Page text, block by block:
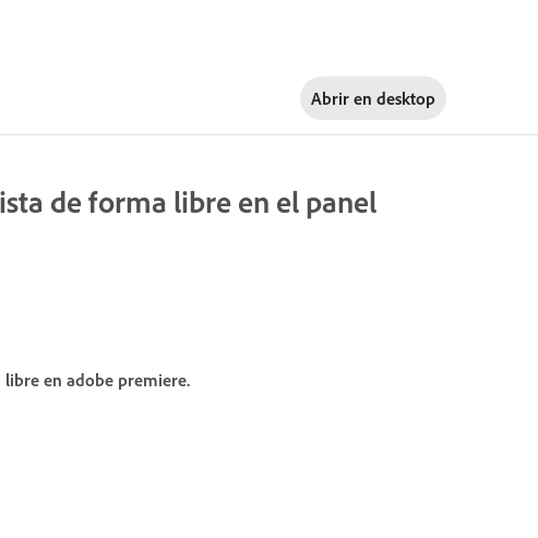
Abrir en desktop
de forma libre en el panel
en adobe premiere.